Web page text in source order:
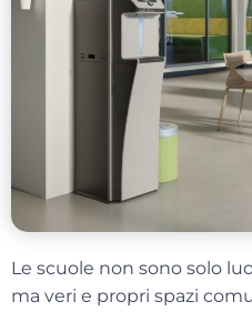
Le scuole non sono solo
ma veri e propri spazi